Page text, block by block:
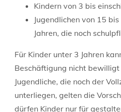
Kindern von 3 bis
Jugendlichen von 15
Jahren, die noch
Für Kinder unter 3 Jahren
Beschäftigung nicht bewilligt
Jugendliche, die noch der
unterliegen, gelten die
dürfen Kinder nur für